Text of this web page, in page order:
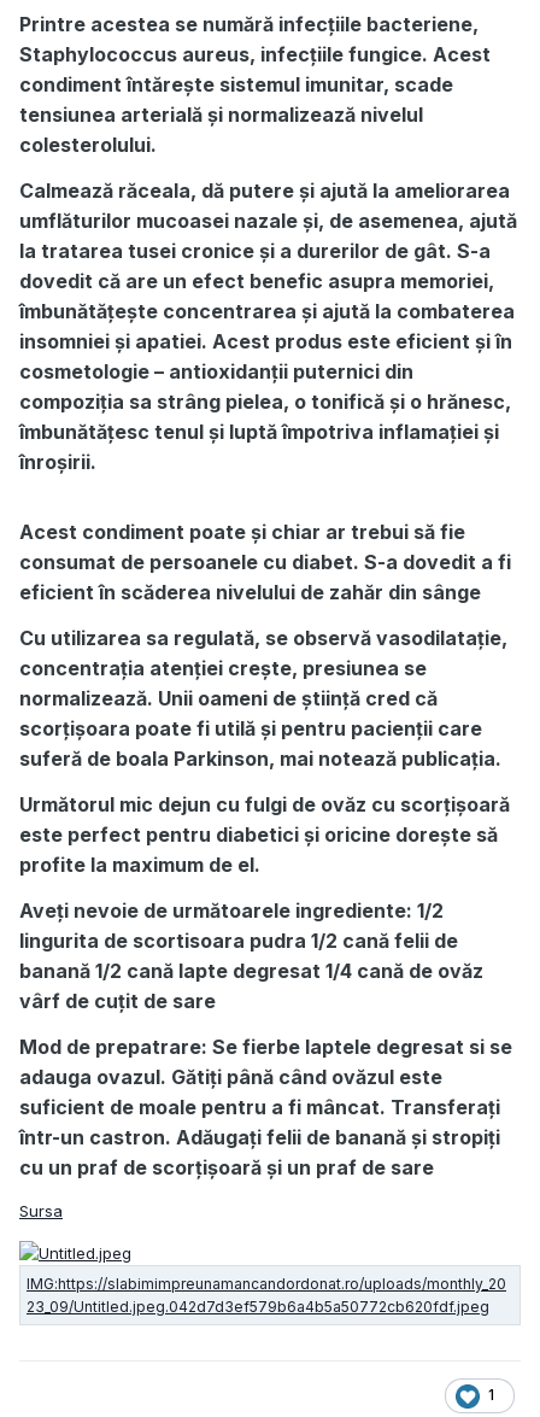
Printre acestea se numără infecțiile bacteriene,
Staphylococcus aureus, infecțiile fungice. Acest
condiment întărește sistemul imunitar, scade
tensiunea arterială și normalizează nivelul
colesterolului.
Calmează răceala, dă putere și ajută la ameliorarea
umflăturilor mucoasei nazale și, de asemenea, ajută
la tratarea tusei cronice și a durerilor de gât. S-a
dovedit că are un efect benefic asupra memoriei,
îmbunătățește concentrarea și ajută la combaterea
insomniei și apatiei. Acest produs este eficient și în
cosmetologie – antioxidanții puternici din
compoziția sa strâng pielea, o tonifică și o hrănesc,
îmbunătățesc tenul și luptă împotriva inflamației și
înroșirii.
Acest condiment poate și chiar ar trebui să fie
consumat de persoanele cu diabet. S-a dovedit a fi
eficient în scăderea nivelului de zahăr din sânge
Cu utilizarea sa regulată, se observă vasodilatație,
concentrația atenției crește, presiunea se
normalizează. Unii oameni de știință cred că
scorțișoara poate fi utilă și pentru pacienții care
suferă de boala Parkinson, mai notează publicația.
Următorul mic dejun cu fulgi de ovăz cu scorțișoară
este perfect pentru diabetici și oricine dorește să
profite la maximum de el.
Aveți nevoie de următoarele ingrediente: 1/2
lingurita de scortisoara pudra 1/2 cană felii de
banană 1/2 cană lapte degresat 1/4 cană de ovăz
vârf de cuțit de sare
Mod de prepatrare: Se fierbe laptele degresat si se
adauga ovazul. Gătiți până când ovăzul este
suficient de moale pentru a fi mâncat. Transferați
într-un castron. Adăugați felii de banană și stropiți
cu un praf de scorțișoară și un praf de sare
Sursa
1